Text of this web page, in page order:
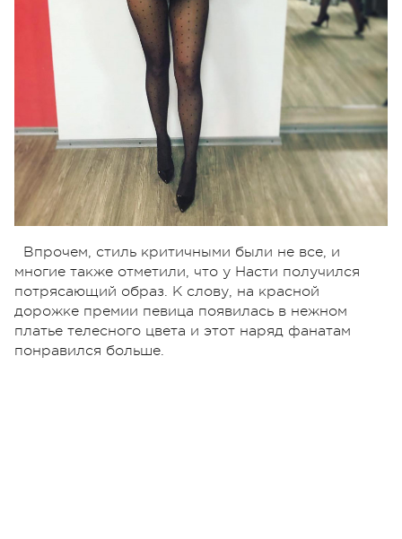
Впрочем, стиль критичными были не все, и
многие также отметили, что у Насти получился
потрясающий образ. К слову, на красной
дорожке премии певица появилась в нежном
платье телесного цвета и этот наряд фанатам
понравился больше.